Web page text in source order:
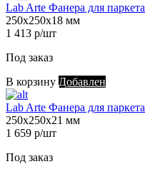
Lab Arte Фанера для
250х250х18 мм
1 413 р/шт
Под заказ
В корзину Добавлен
Lab Arte Фанера для
250х250х21 мм
1 659 р/шт
Под заказ